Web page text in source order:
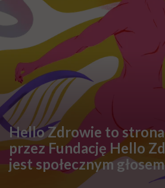
Poradnia Zdrowia Psychicznego
referencyjny PDF
Centrum Zdrowia Psychicznego
Młodzieżyz poradnią zdrowia
dzieci i oddziałem dziennym
rehabilitacyjnym dla dzieci
– w
są odpowiednio świadczenia
przez lekarzy psychiatrów,
psychoterapeutów, terapeutów
specjalistów psychoterapii